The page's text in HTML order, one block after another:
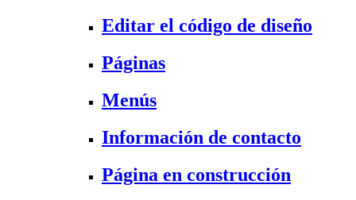
Editar el código de diseño
Páginas
Menús
Información de contacto
Página en construcción